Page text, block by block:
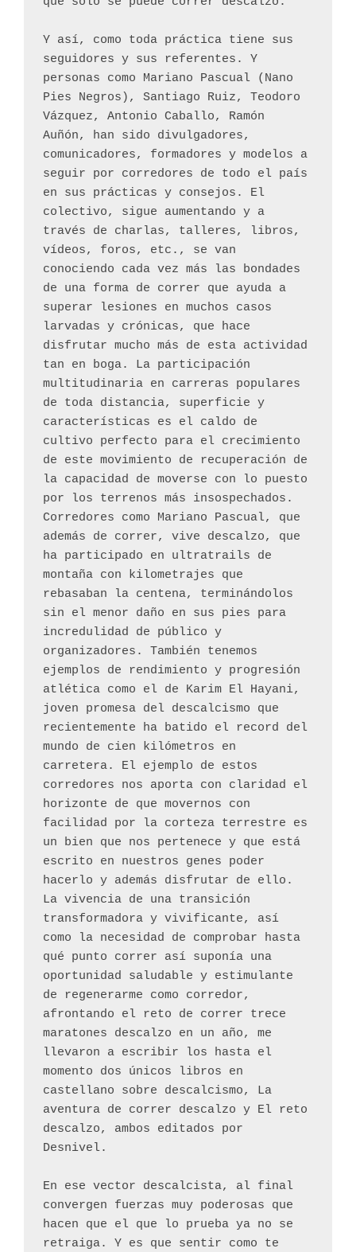
Y así, como toda práctica tiene sus
seguidores y sus referentes. Y
personas como Mariano Pascual (Nano
Pies Negros), Santiago Ruiz, Teodoro
Vázquez, Antonio Caballo, Ramón
Auñón, han sido divulgadores,
comunicadores, formadores y modelos a
seguir por corredores de todo el país
en sus prácticas y consejos. El
colectivo, sigue aumentando y a
través de charlas, talleres, libros,
vídeos, foros, etc., se van
conociendo cada vez más las bondades
de una forma de correr que ayuda a
superar lesiones en muchos casos
larvadas y crónicas, que hace
disfrutar mucho más de esta actividad
tan en boga. La participación
multitudinaria en carreras populares
de toda distancia, superficie y
características es el caldo de
cultivo perfecto para el crecimiento
de este movimiento de recuperación de
la capacidad de moverse con lo puesto
por los terrenos más insospechados.
Corredores como Mariano Pascual, que
además de correr, vive descalzo, que
ha participado en ultratrails de
montaña con kilometrajes que
rebasaban la centena, terminándolos
sin el menor daño en sus pies para
incredulidad de público y
organizadores. También tenemos
ejemplos de rendimiento y progresión
atlética como el de Karim El Hayani,
joven promesa del descalcismo que
recientemente ha batido el record del
mundo de cien kilómetros en
carretera. El ejemplo de estos
corredores nos aporta con claridad el
horizonte de que movernos con
facilidad por la corteza terrestre es
un bien que nos pertenece y que está
escrito en nuestros genes poder
hacerlo y además disfrutar de ello.
La vivencia de una transición
transformadora y vivificante, así
como la necesidad de comprobar hasta
qué punto correr así suponía una
oportunidad saludable y estimulante
de regenerarme como corredor,
afrontando el reto de correr trece
maratones descalzo en un año, me
llevaron a escribir los hasta el
momento dos únicos libros en
castellano sobre descalcismo, La
aventura de correr descalzo y El reto
descalzo, ambos editados por
Desnivel.
En ese vector descalcista, al final
convergen fuerzas muy poderosas que
hacen que el que lo prueba ya no se
retraiga. Y es que sentir como te